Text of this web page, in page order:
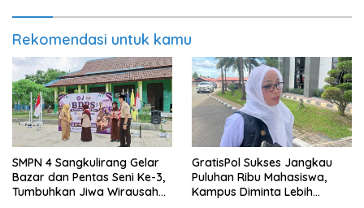
Rekomendasi untuk kamu
SMPN 4 Sangkulirang Gelar
Bazar dan Pentas Seni Ke-3,
Tumbuhkan Jiwa Wirausaha
GratisPol Sukses Jangkau
Puluhan Ribu Mahasiswa,
Kampus Diminta Lebih